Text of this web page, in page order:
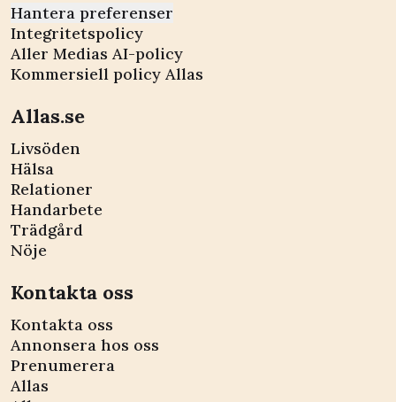
Hantera preferenser
Integritetspolicy
Aller Medias AI-policy
Kommersiell policy Allas
Allas.se
Livsöden
Hälsa
Relationer
Handarbete
Trädgård
Nöje
Kontakta oss
Kontakta oss
Annonsera hos oss
Prenumerera
Allas